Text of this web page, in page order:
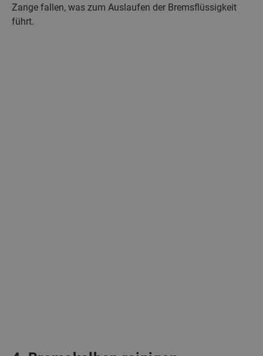
Zange fallen, was zum Auslaufen der Bremsflüssigkeit
führt.